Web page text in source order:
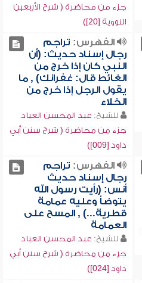
جزء من محاضرة ( شرح الأربعين
النووية [20])
الفهرس: تراجم
رجال إسناد حديث: (أن
النبي كان إذا خرج من
الغائط قال: غفرانك) , ما
يقول الرجل إذا خرج من
الخلاء
للشيخ: عبد المحسن العباد
جزء من محاضرة ( شرح سنن أبي
داود [009])
الفهرس: تراجم
رجال إسناد حديث
أنس: (رأيت رسول الله
يتوضأ وعليه عمامة
قطرية...) , المسح على
العمامة
للشيخ: عبد المحسن العباد
جزء من محاضرة ( شرح سنن أبي
داود [024])